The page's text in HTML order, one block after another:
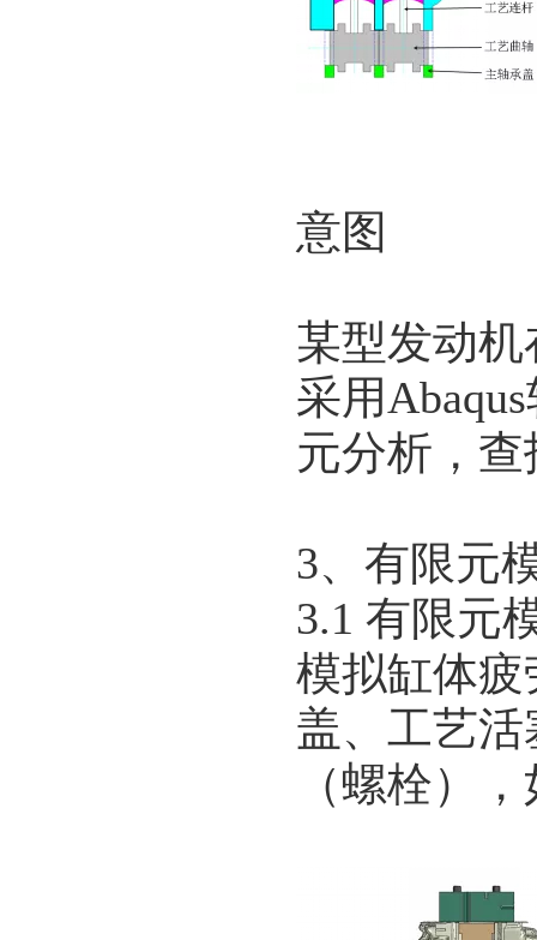
意图
某型发动
采用
元分析，
3、有限元
3.1 有限元
模拟缸体
盖、工艺
（螺栓）